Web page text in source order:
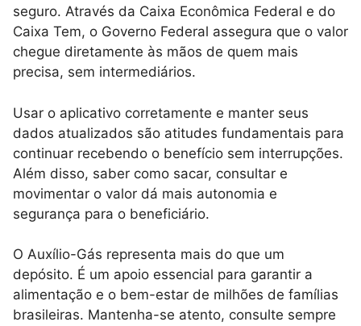
seguro. Através da Caixa Econômica Federal e do
Caixa Tem, o Governo Federal assegura que o valor
chegue diretamente às mãos de quem mais
precisa, sem intermediários.
Usar o aplicativo corretamente e manter seus
dados atualizados são atitudes fundamentais para
continuar recebendo o benefício sem interrupções.
Além disso, saber como sacar, consultar e
movimentar o valor dá mais autonomia e
segurança para o beneficiário.
O Auxílio-Gás representa mais do que um
depósito. É um apoio essencial para garantir a
alimentação e o bem-estar de milhões de famílias
brasileiras. Mantenha-se atento, consulte sempre